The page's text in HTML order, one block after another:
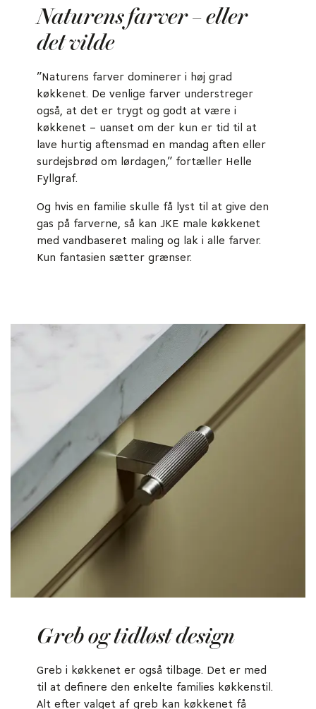
Naturens farver – eller
det vilde
”Naturens farver dominerer i høj grad
køkkenet. De venlige farver understreger
også, at det er trygt og godt at være i
køkkenet – uanset om der kun er tid til at
lave hurtig aftensmad en mandag aften eller
surdejsbrød om lørdagen,” fortæller Helle
Fyllgraf.
Og hvis en familie skulle få lyst til at give den
gas på farverne, så kan JKE male køkkenet
med vandbaseret maling og lak i alle farver.
Kun fantasien sætter grænser.
Greb og tidløst design
Greb i køkkenet er også tilbage. Det er med
til at definere den enkelte families køkkenstil.
Alt efter valget af greb kan køkkenet få